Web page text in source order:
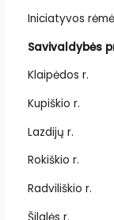
Iniciatyvos
Savivaldybės
Klaipėdos r.
Kupiškio r.
Lazdijų r.
Rokiškio r.
Radviliškio r.
Šilalės r.